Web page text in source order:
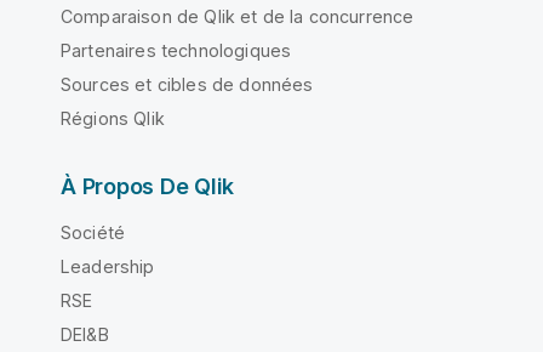
Comparaison de Qlik et de la concurrence
Partenaires technologiques
Sources et cibles de données
Régions Qlik
À Propos De Qlik
Société
Leadership
RSE
DEI&B